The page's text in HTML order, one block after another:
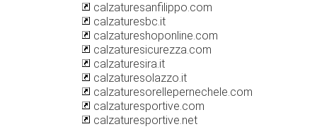
calzaturesanfilippo.com
calzaturesbc.it
calzatureshoponline.com
calzaturesicurezza.com
calzaturesira.it
calzaturesolazzo.it
calzaturesorellepernechele.com
calzaturesportive.com
calzaturesportive.net